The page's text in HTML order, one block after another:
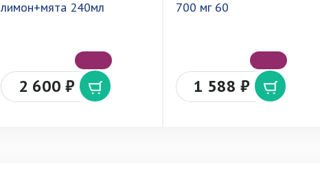
лимон+мята 240мл
2 600 ₽
700 мг 60
1 588 ₽